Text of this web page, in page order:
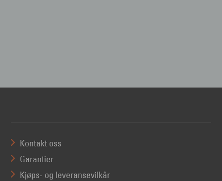
Kontakt oss
Garantier
Kjøps- og leveransevilkår